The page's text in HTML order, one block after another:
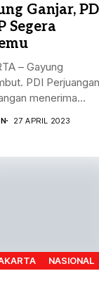
Ganjar,
Segera
– Gayung
PDI Perjuangan
menerima
27 APRIL 2023
NASIONAL